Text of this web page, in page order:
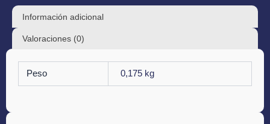
Información adicional
Valoraciones (0)
Peso 0,175 kg